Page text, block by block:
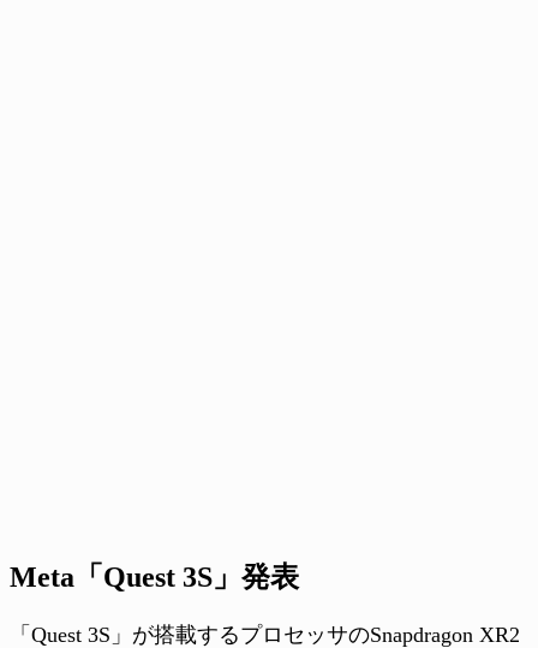
Meta「Quest 3S」発表
「Quest 3S」が搭載するプロセッサのSnapdragon XR2